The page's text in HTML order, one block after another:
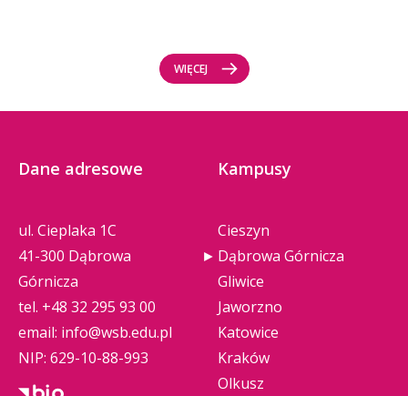
WIĘCEJ
Dane adresowe
ul. Cieplaka 1C
41-300 Dąbrowa
Górnicza
tel. +48 32 295 93 00
email: info@wsb.edu.pl
NIP: 629-10-88-993
Kampusy
Cieszyn
Dąbrowa Górnicza
Gliwice
Jaworzno
Katowice
Kraków
Olkusz